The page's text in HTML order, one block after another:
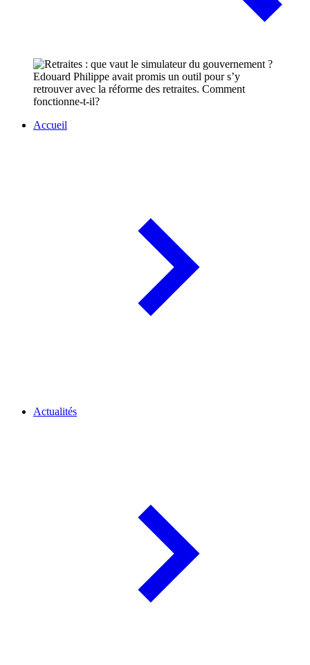
Edouard Philippe avait promis un outil pour s’y
retrouver avec la réforme des retraites. Comment
fonctionne-t-il?
Accueil
Actualités